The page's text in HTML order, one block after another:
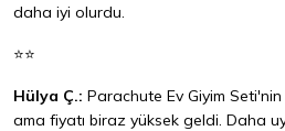
daha iyi olurdu.
⭐⭐
Hülya Ç.: Parachute Ev Giyim
ama fiyatı biraz yüksek geldi. Daha